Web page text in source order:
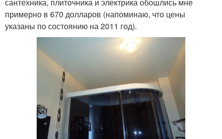
примерно в 670 долларов (напоминаю, что цены
указаны по состоянию на 2011 год).